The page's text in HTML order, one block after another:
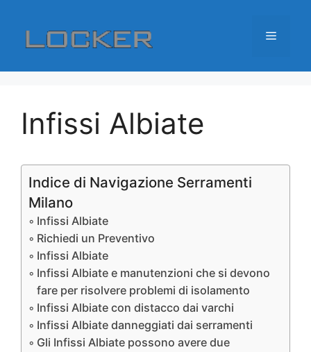
contenuto
Menu
Infissi Albiate
Indice di Navigazione Serramenti
Milano
Infissi Albiate
Richiedi un Preventivo
Infissi Albiate
Infissi Albiate e manutenzioni che si devono
fare per risolvere problemi di isolamento
Infissi Albiate con distacco dai varchi
Infissi Albiate danneggiati dai serramenti
Gli Infissi Albiate possono avere due